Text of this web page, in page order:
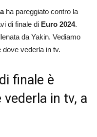
ha pareggiato contro la
di finale di Euro 2024.
da Yakin. Vediamo
dove vederla in tv.
finale è
vederla in tv, a